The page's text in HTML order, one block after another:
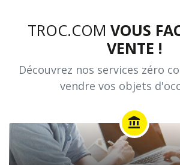
TROC.COM VOUS
VENTE !
Découvrez nos services zéro
vendre vos objets
account_balance